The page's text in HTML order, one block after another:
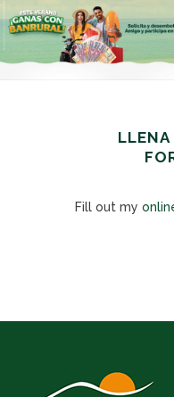
LLENA
Fill out my